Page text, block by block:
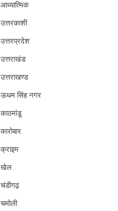
आध्यात्मिक
उत्तरकाशी
उत्तरप्रदेश
उत्तराखंड
उत्तराखण्ड
ऊधम सिंह नगर
काठमांडू
कारोबार
क्राइम
खेल
चंडीगढ़
चमोली